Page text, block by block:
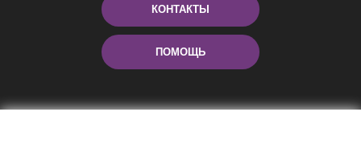
КОНТАКТЫ
ПОМОЩЬ